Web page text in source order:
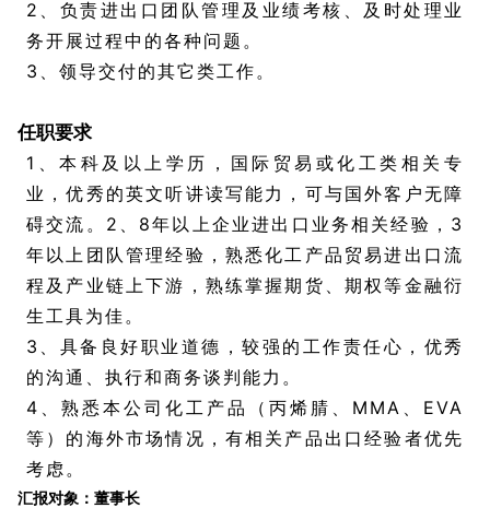
2、负责进出口团队管理及业绩考核、及时处理业
务开展过程中的各种问题。
3、领导交付的其它类工作。
任职要求
1、本科及以上学历，国际贸易或化工类相关专
业，优秀的英文听讲读写能力，可与国外客户无障
碍交流。2、8年以上企业进出口业务相关经验，3
年以上团队管理经验，熟悉化工产品贸易进出口流
程及产业链上下游，熟练掌握期货、期权等金融衍
生工具为佳。
3、具备良好职业道德，较强的工作责任心，优秀
的沟通、执行和商务谈判能力。
4、熟悉本公司化工产品（丙烯腈、MMA、EVA
等）的海外市场情况，有相关产品出口经验者优先
考虑。
汇报对象：董事长